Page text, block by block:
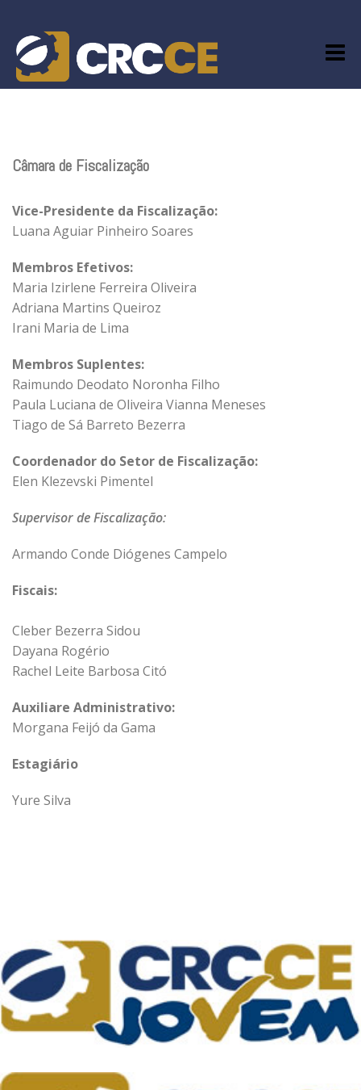
content
Câmara de Fiscalização
Vice-Presidente da Fiscalização:
Luana Aguiar Pinheiro Soares
Membros Efetivos:
Maria Izirlene Ferreira Oliveira
Adriana Martins Queiroz
Irani Maria de Lima
Membros Suplentes:
Raimundo Deodato Noronha Filho
Paula Luciana de Oliveira Vianna Meneses
Tiago de Sá Barreto Bezerra
Coordenador do Setor de Fiscalização:
Elen Klezevski Pimentel
Supervisor de Fiscalização:
Armando Conde Diógenes Campelo
Fiscais:
Cleber Bezerra Sidou
Dayana Rogério
Rachel Leite Barbosa Citó
Auxiliare Administrativo:
Morgana Feijó da Gama
Estagiário
Yure Silva